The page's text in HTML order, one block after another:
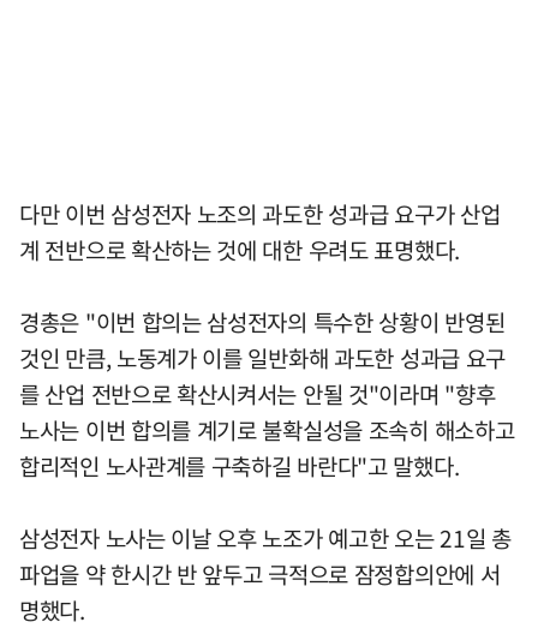
다만 이번 삼성전자 노조의 과도한 성과급 요구가 산업
계 전반으로 확산하는 것에 대한 우려도 표명했다.
경총은 "이번 합의는 삼성전자의 특수한 상황이 반영된
것인 만큼, 노동계가 이를 일반화해 과도한 성과급 요구
를 산업 전반으로 확산시켜서는 안될 것"이라며 "향후
노사는 이번 합의를 계기로 불확실성을 조속히 해소하고
합리적인 노사관계를 구축하길 바란다"고 말했다.
삼성전자 노사는 이날 오후 노조가 예고한 오는 21일 총
파업을 약 한시간 반 앞두고 극적으로 잠정합의안에 서
명했다.